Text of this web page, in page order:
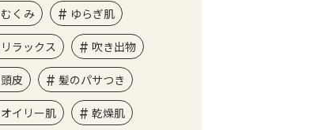
むくみ ゆらぎ肌
リラックス 吹き出物
頭皮 髪のパサつき
オイリー肌 乾燥肌